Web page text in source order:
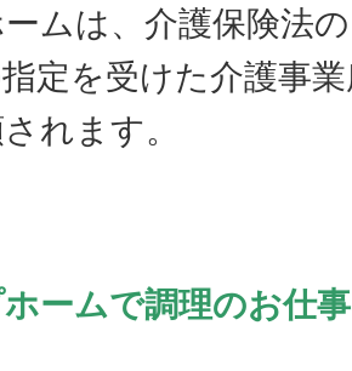
ムは、介護保険法の
定を受けた介護事
れます。
ームで調理のお仕事